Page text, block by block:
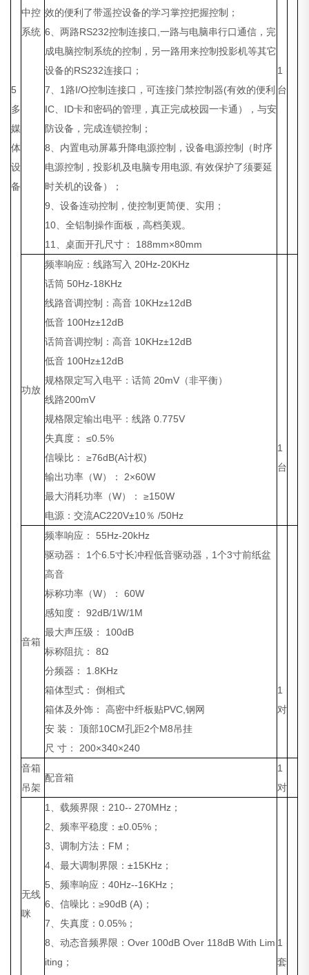
5
多
媒
体
设
备
中控
系统
效的便利了带遥控设备的学习掌控把握控制；
6、两路RS232控制连接口,一路与电脑串行口通信，完
成电脑控制系统的控制，另一路用来控制投影机等其它
设备的RS232连接口；
7、1路I/O控制连接口，可连接门禁控制器(有效的便利
IC、ID卡和密码的管理，真正完成校园一卡通），与安
防设备，完成连锁控制；
8、内置电动屏幕升降电源控制，设备电源控制（时序
电源控制，投影机及电脑专用电源, 有效保护了须要延
时关机的设备）；
9、设备连动控制，使控制更简便、实用；
10、全铝制操作面板，高档美观。
11、桌面开孔尺寸： 188mm×80mm
1
台
功放
频率响应：线路写入 20Hz-20KHz
话筒 50Hz-18KHz
线路音调控制：高音 10KHz±12dB
低音 100Hz±12dB
话筒音调控制：高音 10KHz±12dB
低音 100Hz±12dB
规格限定写入电平：话筒 20mV（非平衡）
线路200mV
规格限定输出电平：线路 0.775V
失真度： ≤0.5%
信噪比： ≥76dB(A计权)
输出功率（W）： 2×60W
最大消耗功率（W）： ≥150W
电源：交流AC220V±10％ /50Hz
1
台
音箱
频率响应： 55Hz-20kHz
驱动器： 1个6.5寸长冲程低音驱动器，1个3寸前纸盆
高音
标称功率（W）： 60W
感知度： 92dB/1W/1M
最大声压级： 100dB
标称阻抗： 8Ω
分频器： 1.8KHz
箱体型式： 倒相式
箱体及外饰： 高密中纤板贴PVC,钢网
安 装： 顶部10CM孔距2个M8吊挂
尺 寸： 200×340×240
1
对
音箱
吊架
配音箱
1
对
无线
咪
1、载频界限：210-- 270MHz；
2、频率平稳度：±0.05%；
3、调制方法：FM；
4、最大调制界限：±15KHz；
5、频率响应：40Hz--16KHz；
6、信噪比：≥90dB (A)；
7、失真度：0.05%；
8、动态音频界限：Over 100dB Over 118dB With Lim
iting；
1
套